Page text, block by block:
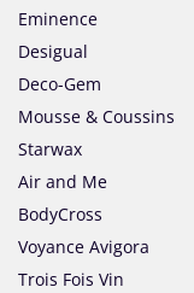
Eminence
Desigual
Deco-Gem
Mousse & Coussins
Starwax
Air and Me
BodyCross
Voyance Avigora
Trois Fois Vin